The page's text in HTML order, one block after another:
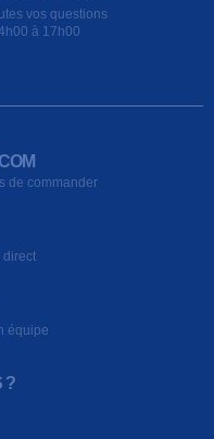
vos questions
à 17h00
de commander
direct
équipe
?